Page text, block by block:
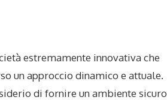
estremamente innovativa che
un approccio dinamico e attuale.
di fornire un ambiente sicuro